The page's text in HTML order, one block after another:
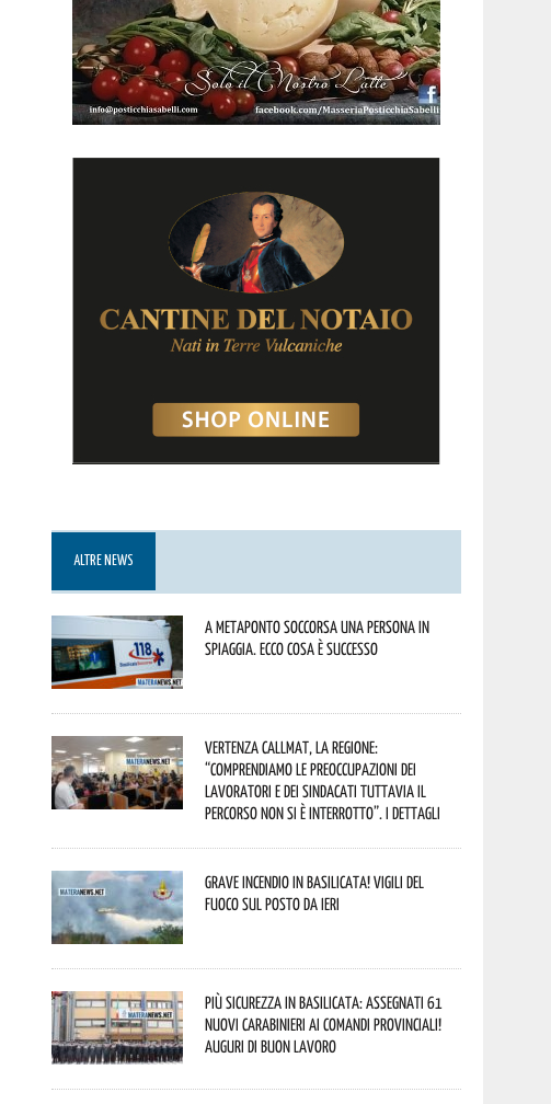
ALTRE NEWS
A Metaponto soccorsa una persona in
spiaggia. Ecco cosa è successo
Vertenza CallMat, la Regione:
“comprendiamo le preoccupazioni dei
lavoratori e dei sindacati tuttavia il
percorso non si è interrotto”. I dettagli
Grave incendio in Basilicata! Vigili del
fuoco sul posto da ieri
Più sicurezza in Basilicata: assegnati 61
nuovi Carabinieri ai Comandi provinciali!
Auguri di buon lavoro